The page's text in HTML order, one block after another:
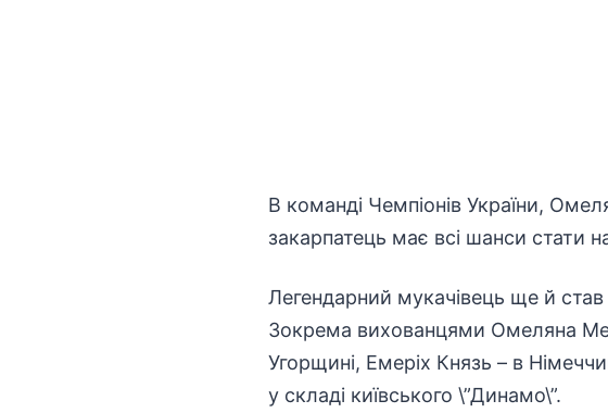
В команді Чемпіонів України,
закарпатець має всі шанси стати
Легендарний мукачівець ще й
Зокрема вихованцями Омеляна
Угорщині, Емеріх Князь – в
у складі київського \”Динамо\”.